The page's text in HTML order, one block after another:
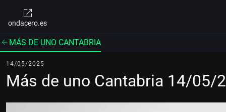
ondacero.es
MÁS DE UNO CANTABRIA
14/05/2025
Más de uno Cantabria 14/05/